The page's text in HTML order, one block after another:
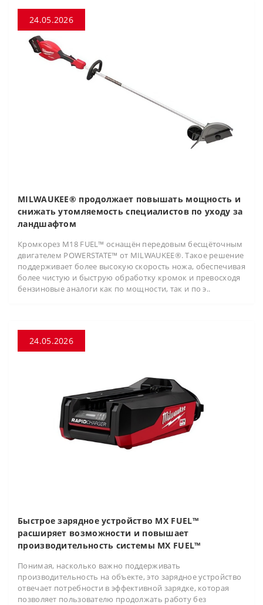
24.05.2026
MILWAUKEE® продолжает повышать мощность и
снижать утомляемость специалистов по уходу за
ландшафтом
Кромкорез M18 FUEL™ оснащён передовым бесщёточным
двигателем POWERSTATE™ от MILWAUKEE®. Такое решение
поддерживает более высокую скорость ножа, обеспечивая
более чистую и быструю обработку кромок и превосходя
бензиновые аналоги как по мощности, так и по э..
24.05.2026
Быстрое зарядное устройство MX FUEL™
расширяет возможности и повышает
производительность системы MX FUEL™
Понимая, насколько важно поддерживать
производительность на объекте, это зарядное устройство
отвечает потребности в эффективной зарядке, которая
позволяет пользователю продолжать работу без